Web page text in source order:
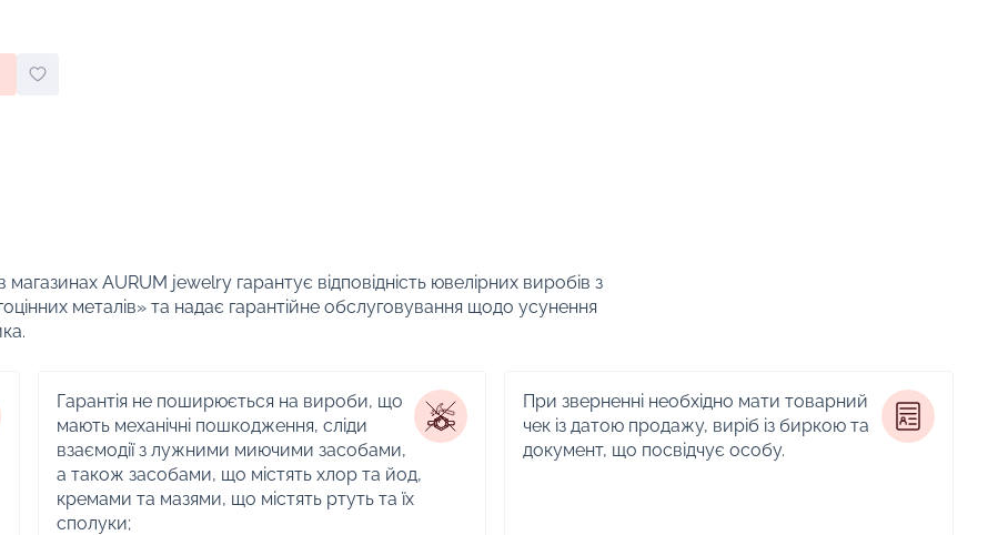
AURUM jewelry гарантує відповідність ювелірних виробів з
металів» та надає гарантійне обслуговування щодо усунення
Гарантія не поширюється на вироби, що
мають механічні пошкодження, сліди
взаємодії з лужними миючими засобами,
а також засобами, що містять хлор та йод,
кремами та мазями, що містять ртуть та їх
сполуки;
При зверненні необхідно мати товарний
чек із датою продажу, виріб із биркою та
документ, що посвідчує особу.